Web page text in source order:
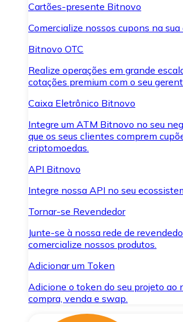
Cartões-presente Bitnovo
Comercialize nossos cupons na sua
Bitnovo OTC
Realize operações em grande
cotações premium com o seu
Caixa Eletrônico Bitnovo
Integre um ATM Bitnovo no seu
que os seus clientes comprem
criptomoedas.
API Bitnovo
Integre nossa API no seu
Tornar-se Revendedor
Junte-se à nossa rede de
comercialize nossos produtos.
Adicionar um Token
Adicione o token do seu projeto ao
compra, venda e swap.